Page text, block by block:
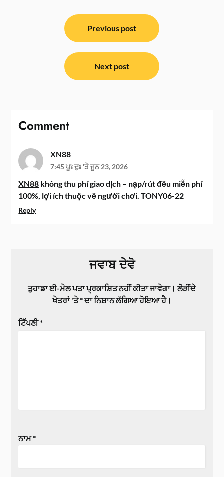
Previous post
Next post
Comment
XN88
7:45 ਪੂਃ ਦੁਃ 'ਤੇ ਜੂਨ 23, 2026
XN88 không thu phí giao dịch – nạp/rút đều miễn phí
100%, lợi ích thuộc về người chơi. TONY06-22
Reply
ਜਵਾਬ ਦੇਵੋ
ਤੁਹਾਡਾ ਈ-ਮੇਲ ਪਤਾ ਪ੍ਰਕਾਸ਼ਿਤ ਨਹੀਂ ਕੀਤਾ ਜਾਵੇਗਾ। ਲੋੜੀਂਦੇ
ਖੇਤਰਾਂ 'ਤੇ*ਦਾ ਨਿਸ਼ਾਨ ਲੱਗਿਆ ਹੋਇਆ ਹੈ।
ਟਿੱਪਣੀ*
ਨਾਮ*